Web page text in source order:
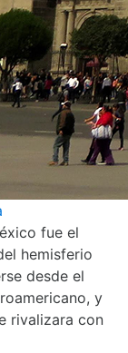
fue el
hemisferio
desde el
y
rivalizara con